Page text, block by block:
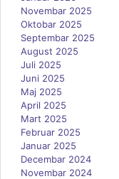
Novembar 2025
Oktobar 2025
Septembar 2025
August 2025
Juli 2025
Juni 2025
Maj 2025
April 2025
Mart 2025
Februar 2025
Januar 2025
Decembar 2024
Novembar 2024